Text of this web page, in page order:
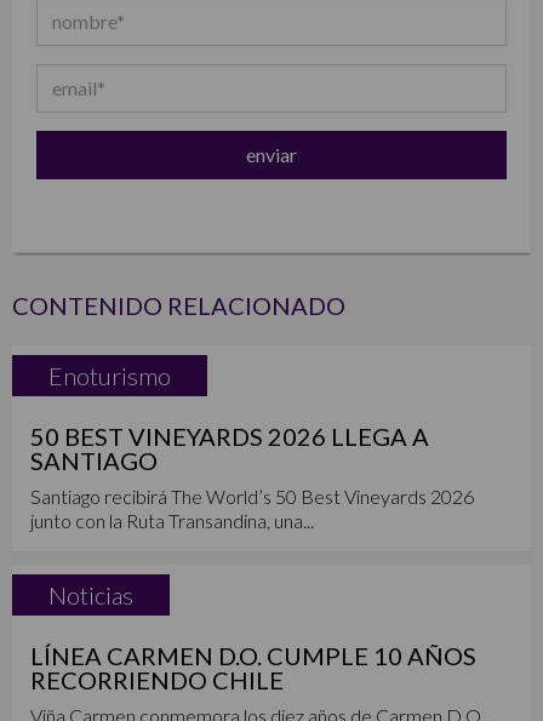
CONTENIDO RELACIONADO
Enoturismo
50 BEST VINEYARDS 2026 LLEGA A
SANTIAGO
Santiago recibirá The World’s 50 Best Vineyards 2026
junto con la Ruta Transandina, una...
Noticias
LÍNEA CARMEN D.O. CUMPLE 10 AÑOS
RECORRIENDO CHILE
Viña Carmen conmemora los diez años de Carmen D.O.,